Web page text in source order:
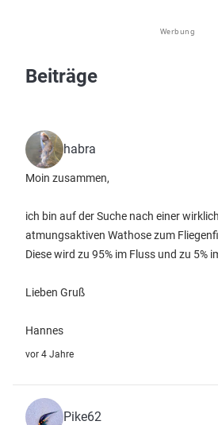
Werbung
Beiträge
habra
Moin zusammen,
ich bin auf der Suche nach einer
atmungsaktiven Wathose zum
Diese wird zu 95% im Fluss und zu 5%
Lieben Gruß
Hannes
vor 4 Jahre
Pike62